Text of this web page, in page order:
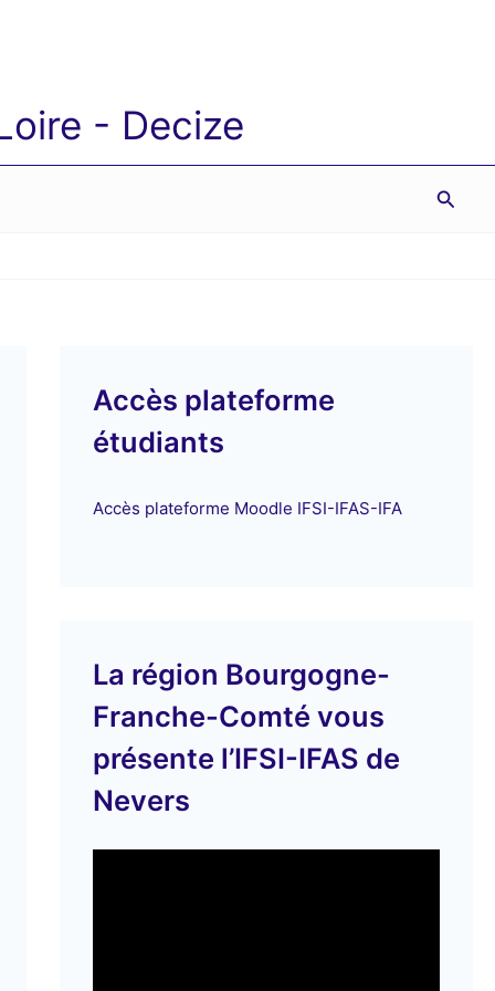
- Decize
Accès plateforme
étudiants
Accès plateforme Moodle IFSI-IFAS-IFA
La région Bourgogne-
Franche-Comté vous
présente l’IFSI-IFAS de
Nevers